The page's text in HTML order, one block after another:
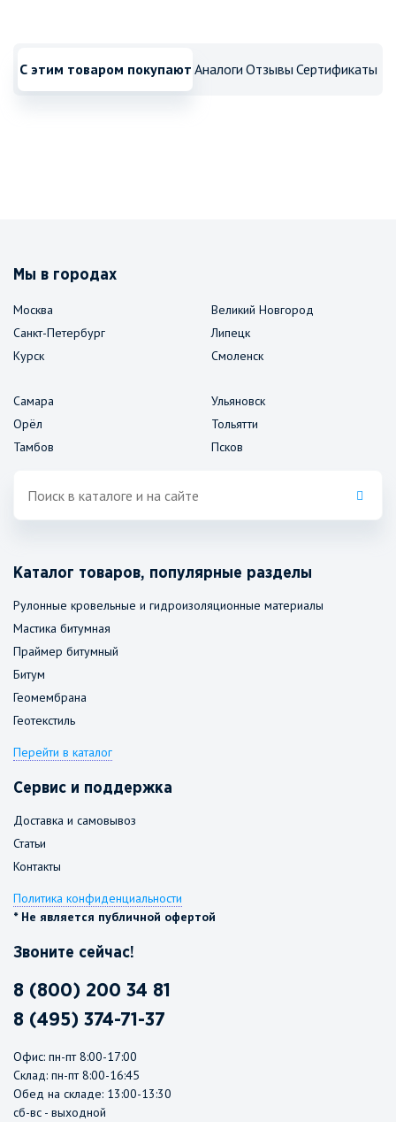
С этим товаром покупают Аналоги Отзывы Сертификаты
Мы в городах
Москва
Санкт-Петербург
Курск
Великий Новгород
Липецк
Смоленск
Самара
Орёл
Тамбов
Ульяновск
Тольятти
Псков
Каталог товаров, популярные разделы
Рулонные кровельные и гидроизоляционные материалы
Мастика битумная
Праймер битумный
Битум
Геомембрана
Геотекстиль
Перейти в каталог
Сервис и поддержка
Доставка и самовывоз
Статьи
Контакты
Политика конфиденциальности
* Не является публичной офертой
Звоните сейчас!
8 (800) 200 34 81
8 (495) 374-71-37
Офис: пн-пт 8:00-17:00
Склад: пн-пт 8:00-16:45
Обед на складе: 13:00-13:30
сб-вс - выходной